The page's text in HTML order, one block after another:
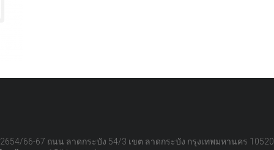
66-67 ถนน ลาดกระบัง 54/3 เขต ลาดกระบัง กรุงเทพมหานคร 10520